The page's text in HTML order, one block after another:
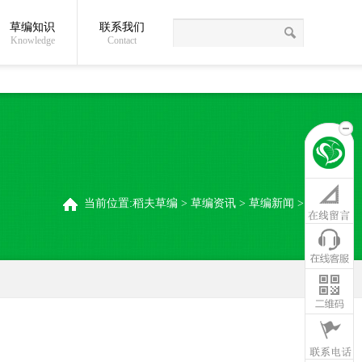
关于我们 草编常识 稻夫草编制品厂
草编知识
Knowledge
联系我们
Contact
当前位置:稻夫草编 > 草编资讯 > 草编新闻 >